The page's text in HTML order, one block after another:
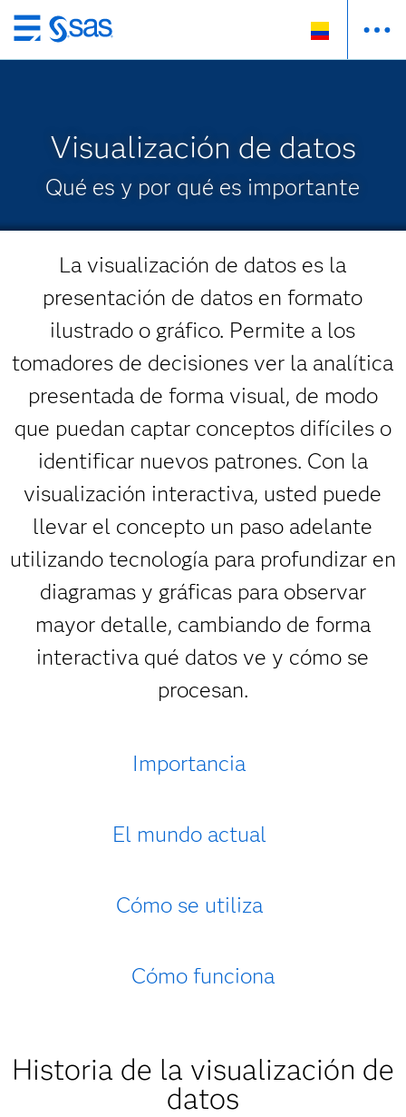
Ir
al
Visualización de datos
Qué es y por qué es importante
La visualización de datos es la
presentación de datos en formato
ilustrado o gráfico. Permite a los
tomadores de decisiones ver la analítica
presentada de forma visual, de modo
que puedan captar conceptos difíciles o
identificar nuevos patrones. Con la
visualización interactiva, usted puede
llevar el concepto un paso adelante
utilizando tecnología para profundizar en
diagramas y gráficas para observar
mayor detalle, cambiando de forma
interactiva qué datos ve y cómo se
procesan.
Importancia
El mundo actual
Cómo se utiliza
Cómo funciona
Historia de la visualización de
datos